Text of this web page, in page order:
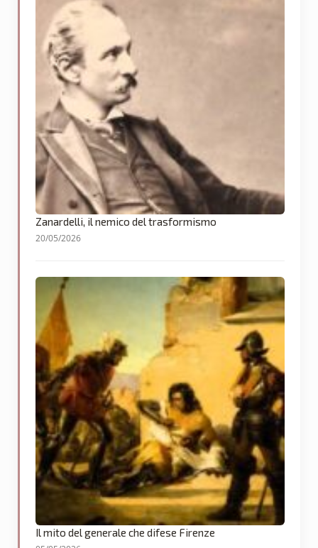
Zanardelli, il nemico del trasformismo
20/05/2026
Il mito del generale che difese Firenze